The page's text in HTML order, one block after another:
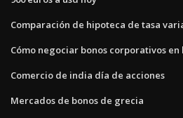
Comparación de hipoteca de tasa
Cómo negociar bonos corporativos en
Comercio de india día de acciones
Mercados de bonos de grecia